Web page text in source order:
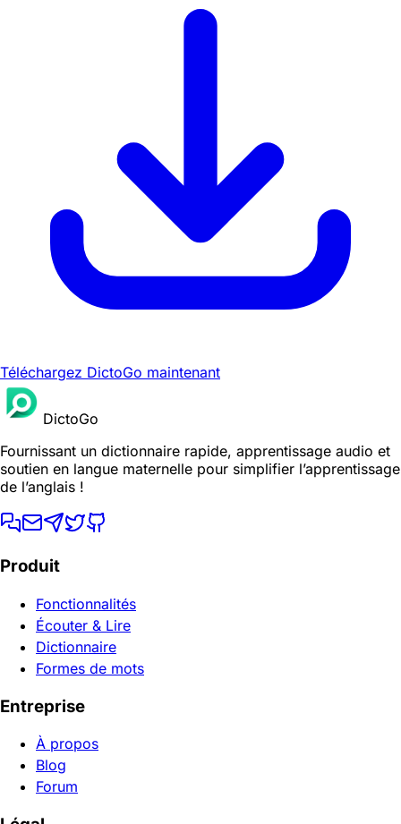
Téléchargez DictoGo maintenant
DictoGo
Fournissant un dictionnaire rapide, apprentissage audio et
soutien en langue maternelle pour simplifier l’apprentissage
de l’anglais !
Produit
Fonctionnalités
Écouter & Lire
Dictionnaire
Formes de mots
Entreprise
À propos
Blog
Forum